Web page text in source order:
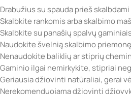
Drabužius su spauda prieš
Skalbkite rankomis arba skalbimo
Skalbkite su panašių spalvų
Naudokite švelnią skalbimo
Nenaudokite baliklių ar stiprių
Gaminio ilgai nemirkykite, stipriai
Geriausia džiovinti natūraliai, gerai
Nerekomenduojama džiovinti